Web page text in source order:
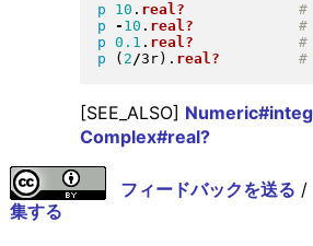
p 10 . real?
p
- 10 . real?
p 0.1 . real?
p
( 2/3r) . real?
[SEE_ALSO]
Complex#real?
フィードバックを送る /
集する